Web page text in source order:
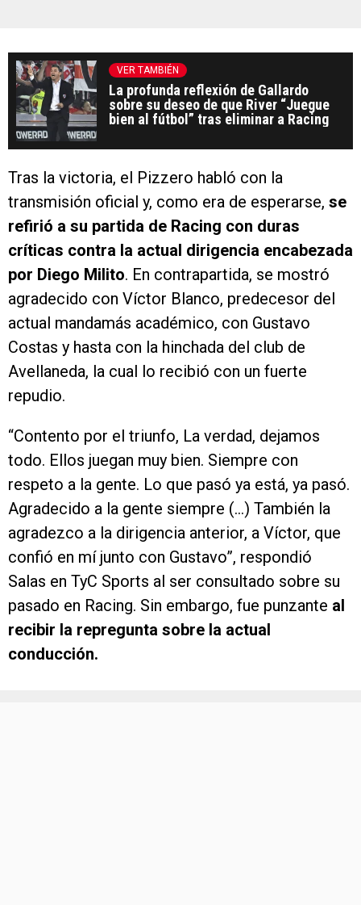
VER TAMBIÉN
La profunda reflexión de Gallardo
sobre su deseo de que River “Juegue
bien al fútbol” tras eliminar a Racing
Tras la victoria, el Pizzero habló con la
transmisión oficial y, como era de esperarse, se
refirió a su partida de Racing con duras
críticas contra la actual dirigencia encabezada
por Diego Milito. En contrapartida, se mostró
agradecido con Víctor Blanco, predecesor del
actual mandamás académico, con Gustavo
Costas y hasta con la hinchada del club de
Avellaneda, la cual lo recibió con un fuerte
repudio.
“Contento por el triunfo, La verdad, dejamos
todo. Ellos juegan muy bien. Siempre con
respeto a la gente. Lo que pasó ya está, ya pasó.
Agradecido a la gente siempre (…) También la
agradezco a la dirigencia anterior, a Víctor, que
confió en mí junto con Gustavo”, respondió
Salas en TyC Sports al ser consultado sobre su
pasado en Racing. Sin embargo, fue punzante al
recibir la repregunta sobre la actual
conducción.